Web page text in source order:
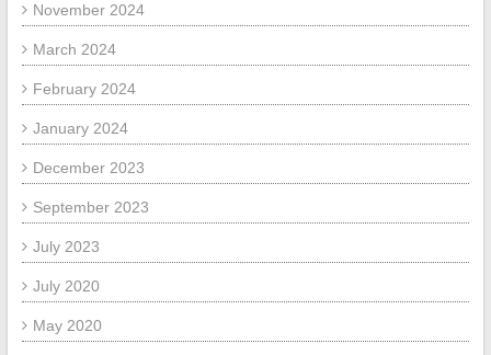
November 2024
March 2024
February 2024
January 2024
December 2023
September 2023
July 2023
July 2020
May 2020